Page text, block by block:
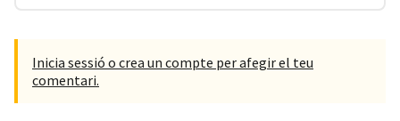
Inicia sessió o crea un compte per afegir el teu
comentari.